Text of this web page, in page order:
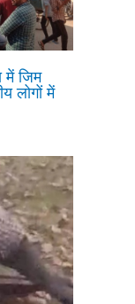
में जिम
लोगों में